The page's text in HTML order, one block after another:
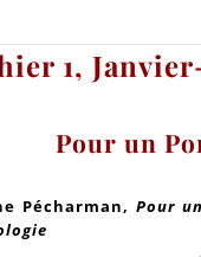
1,
Pour un
Pécharman, Pour